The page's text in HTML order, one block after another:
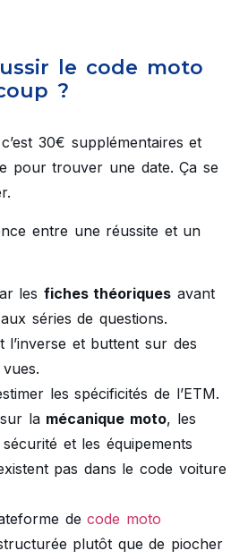
le code moto
?
30€ supplémentaires et
pour trouver une date. Ça se
entre une réussite et un
les fiches théoriques avant
séries de questions.
l’inverse et buttent sur des
les spécificités de l’ETM.
la mécanique moto, les
et les équipements
pas dans le code voiture
decode moto
plutôt que de piocher